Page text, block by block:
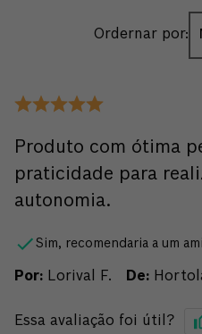
Ordernar por:
Produto com ótima
praticidade para
autonomia.
Sim, recomendaria a um
Por: Lorival F. De:
Essa avaliação foi útil?